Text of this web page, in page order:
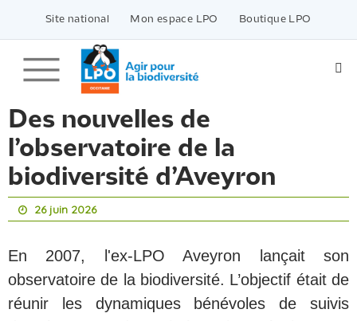
contenu
Site national Mon espace LPO Boutique LPO
Des nouvelles de
l’observatoire de la
biodiversité d’Aveyron
26 juin 2026
En 2007, l'ex-LPO Aveyron lançait son
observatoire de la biodiversité. L’objectif était de
réunir les dynamiques bénévoles de suivis